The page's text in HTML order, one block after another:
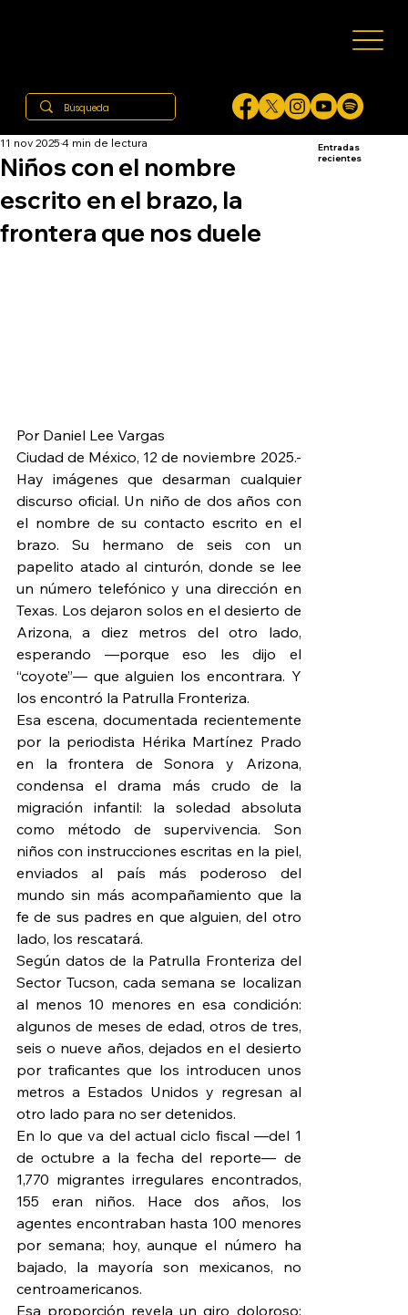
Niños con el nombre
escrito en el brazo, la
frontera que nos duele
11 nov 2025 4 min de lectura
Por Daniel Lee Vargas
Ciudad de México, 12 de noviembre 2025.-
Hay imágenes que desarman cualquier
discurso oficial. Un niño de dos años con
el nombre de su contacto escrito en el
brazo. Su hermano de seis con un
papelito atado al cinturón, donde se lee
un número telefónico y una dirección en
Texas. Los dejaron solos en el desierto de
Arizona, a diez metros del otro lado,
esperando —porque eso les dijo el
“coyote”— que alguien los encontrara. Y
los encontró la Patrulla Fronteriza.
Esa escena, documentada recientemente
por la periodista Hérika Martínez Prado
en la frontera de Sonora y Arizona,
condensa el drama más crudo de la
migración infantil: la soledad absoluta
como método de supervivencia. Son
niños con instrucciones escritas en la piel,
enviados al país más poderoso del
mundo sin más acompañamiento que la
fe de sus padres en que alguien, del otro
lado, los rescatará.
Según datos de la Patrulla Fronteriza del
Sector Tucson, cada semana se localizan
al menos 10 menores en esa condición:
algunos de meses de edad, otros de tres,
seis o nueve años, dejados en el desierto
por traficantes que los introducen unos
metros a Estados Unidos y regresan al
otro lado para no ser detenidos.
En lo que va del actual ciclo fiscal —del 1
de octubre a la fecha del reporte— de
1,770 migrantes irregulares encontrados,
155 eran niños. Hace dos años, los
agentes encontraban hasta 100 menores
por semana; hoy, aunque el número ha
bajado, la mayoría son mexicanos, no
centroamericanos.
Esa proporción revela un giro doloroso:
Entradas
recientes